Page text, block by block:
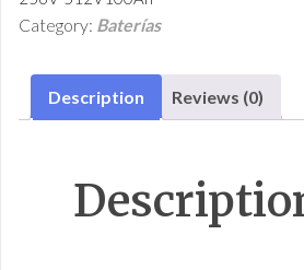
Category: Baterías
Description Reviews (0)